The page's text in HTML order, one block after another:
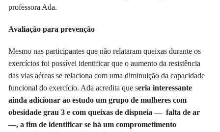
professora Ada.
Avaliação para prevenção
Mesmo nas participantes que não relataram queixas durante os
exercícios foi possível identificar que o aumento da resistência
das vias aéreas se relaciona com uma diminuição da capacidade
funcional do exercício. Ada acredita que seria interessante
ainda adicionar ao estudo um grupo de mulheres com
obesidade grau 3 e com queixas de dispneia — falta de ar
—, a fim de identificar se há um comprometimento